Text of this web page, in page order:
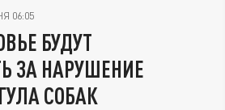
06:05
БУДУТ
ЗА НАРУШЕНИЕ
СОБАК